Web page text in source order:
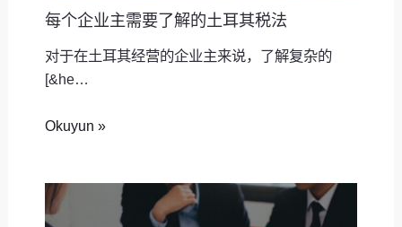
每个企业主需要了解的土耳其税法
对于在土耳其经营的企业主来说，了解复杂的
[&he…
Okuyun »